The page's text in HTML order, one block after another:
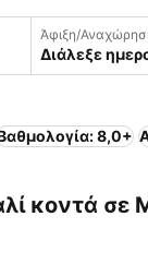
Άφιξη/
Διάλεξε
8,0+
κοντά σε